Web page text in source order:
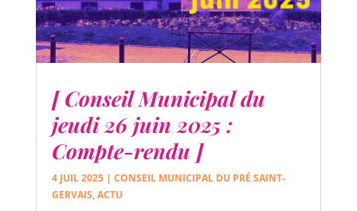
[ Conseil Municipal du
jeudi 26 juin 2025 :
Compte-rendu ]
4 JUIL 2025| CONSEIL MUNICIPAL DU PRÉ SAINT-
GERVAIS,ACTU